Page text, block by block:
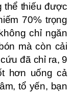
thể thiếu được
70% trọng
chỉ ngăn
mà còn cải
đã chỉ ra, 9
hơn uống cả
tổ yến, bạn